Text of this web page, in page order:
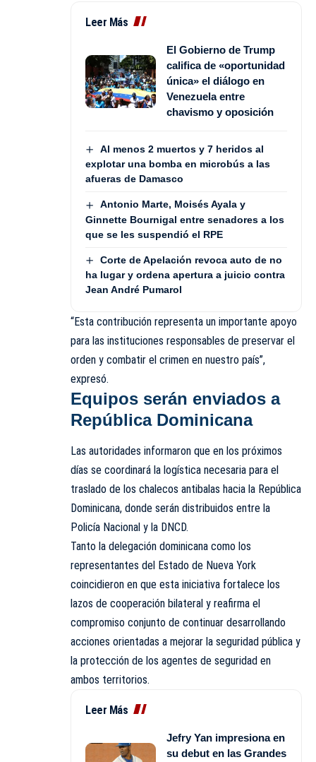
Leer Más
El Gobierno de Trump
califica de «oportunidad
única» el diálogo en
Venezuela entre
chavismo y oposición
Al menos 2 muertos y 7 heridos al
explotar una bomba en microbús a las
afueras de Damasco
Antonio Marte, Moisés Ayala y
Ginnette Bournigal entre senadores a los
que se les suspendió el RPE
Corte de Apelación revoca auto de no
ha lugar y ordena apertura a juicio contra
Jean André Pumarol
“Esta contribución representa un importante apoyo
para las instituciones responsables de preservar el
orden y combatir el crimen en nuestro país”,
expresó.
Equipos serán enviados a
República Dominicana
Las autoridades informaron que en los próximos
días se coordinará la logística necesaria para el
traslado de los chalecos antibalas hacia la República
Dominicana, donde serán distribuidos entre la
Policía Nacional y la DNCD.
Tanto la delegación dominicana como los
representantes del Estado de Nueva York
coincidieron en que esta iniciativa fortalece los
lazos de cooperación bilateral y reafirma el
compromiso conjunto de continuar desarrollando
acciones orientadas a mejorar la seguridad pública y
la protección de los agentes de seguridad en
ambos territorios.
Leer Más
Jefry Yan impresiona en
su debut en las Grandes